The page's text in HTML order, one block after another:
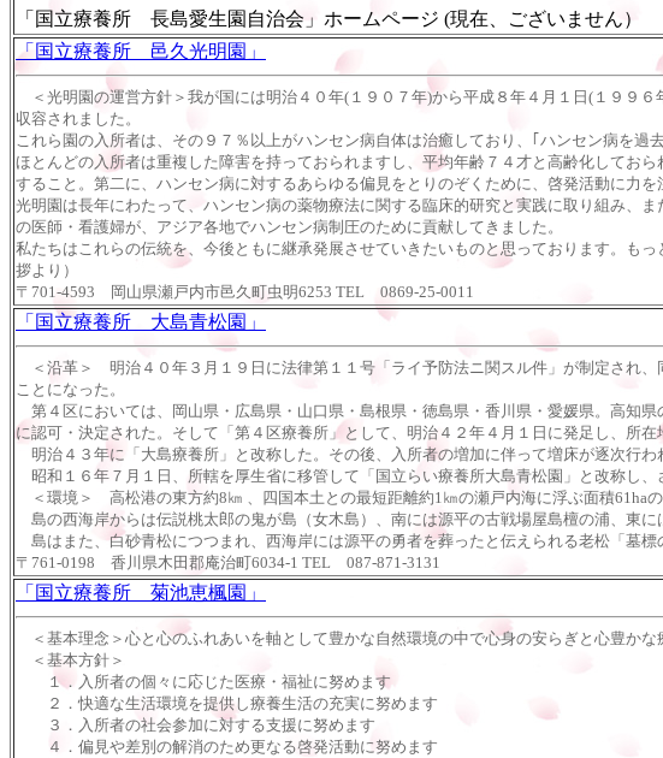
「国立療養所 長島愛生園自治会」ホームページ (現在、ございません）
「国立療養所 邑久光明園」
＜光明園の運営方針＞我が国には明治４０年(１９０７年)から平成８年４月１日(１９９
収容されました。
これら園の入所者は、その９７％以上がハンセン病自体は治癒しており、｢ハンセン病を過
ほとんどの入所者は重複した障害を持っておられますし、平均年齢７４才と高齢化してお
すること。第二に、ハンセン病に対するあらゆる偏見をとりのぞくために、啓発活動に力
光明園は長年にわたって、ハンセン病の薬物療法に関する臨床的研究と実践に取り組み、
の医師・看護婦が、アジア各地でハンセン病制圧のために貢献してきました。
私たちはこれらの伝統を、今後ともに継承発展させていきたいものと思っております。も
拶より）
〒701-4593 岡山県瀬戸内市邑久町虫明6253 TEL 0869-25-0011
「国立療養所 大島青松園」
＜沿革＞
明治４０年３月１９日に法律第１１号「ライ予防法ニ関スル件」が制定され
ことになった。
第４区においては、岡山県・広島県・山口県・島根県・徳島県・香川県・愛媛県。高知
に認可・決定された。そして「第４区療養所」として、明治４２年４月１日に発足し、所
明治４３年に「大島療養所」と改称した。その後、入所者の増加に伴って増床が逐次行わ
昭和１６年７月１日、所轄を厚生省に移管して「国立らい療養所大島青松園」と改称し
＜環境＞
高松港の東方約8㎞ 、四国本土との最短距離約1㎞の瀬戸内海に浮ぶ面積61haの
島の西海岸からは伝説桃太郎の鬼が島（女木島）、南には源平の古戦場屋島檀の浦、東
島はまた、白砂青松につつまれ、西海岸には源平の勇者を葬ったと伝えられる老松「墓
〒761-0198 香川県木田郡庵治町6034-1 TEL 087-871-3131
「国立療養所 菊池恵楓園」
＜基本理念＞心と心のふれあいを軸として豊かな自然環境の中で心身の安らぎと心豊か
＜基本方針＞
１．入所者の個々に応じた医療・福祉に努めます
２．快適な生活環境を提供し療養生活の充実に努めます
３．入所者の社会参加に対する支援に努めます
４．偏見や差別の解消のため更なる啓発活動に努めます